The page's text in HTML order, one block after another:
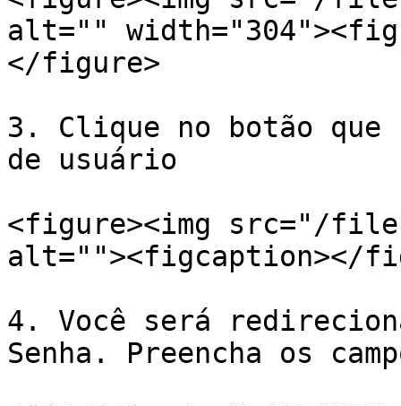
alt=""
</figure>
3. Clique no botão que
de usuário
<figure><img src="/files/
alt=""><figcaption></
4. Você será
Senha. Preencha os